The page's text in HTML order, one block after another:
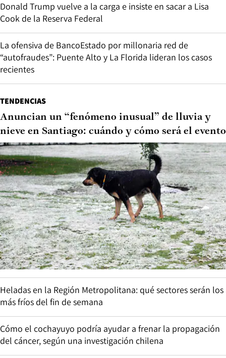
Donald Trump vuelve a la carga e insiste en sacar a Lisa
Cook de la Reserva Federal
La ofensiva de BancoEstado por millonaria red de
“autofraudes”: Puente Alto y La Florida lideran los casos
recientes
TENDENCIAS
Anuncian un “fenómeno inusual” de lluvia y
nieve en Santiago: cuándo y cómo será el evento
Heladas en la Región Metropolitana: qué sectores serán los
más fríos del fin de semana
Cómo el cochayuyo podría ayudar a frenar la propagación
del cáncer, según una investigación chilena